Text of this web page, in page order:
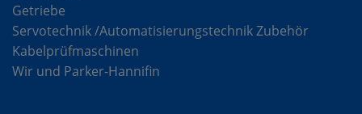
Getriebe
Servotechnik /Automatisierungstechnik Zubehör
Kabelprüfmaschinen
Wir und Parker-Hannifin